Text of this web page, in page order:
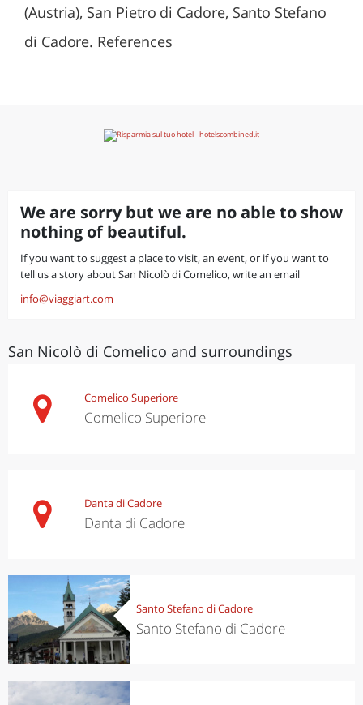
(Austria), San Pietro di Cadore, Santo Stefano
di Cadore. References
We are sorry but we are no able to show
nothing of beautiful.
If you want to suggest a place to visit, an event, or if you want to
tell us a story about San Nicolò di Comelico, write an email
info@viaggiart.com
San Nicolò di Comelico and surroundings
Comelico Superiore
Comelico Superiore
Danta di Cadore
Danta di Cadore
Santo Stefano di Cadore
Santo Stefano di Cadore